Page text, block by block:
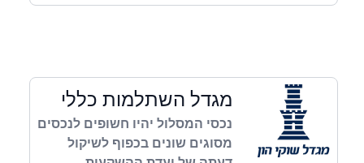
מגדל השתלמות כללי
נכסי המסלול יהיו חשופים לנכסים
מסוגים שונים בכפוף לשיקול